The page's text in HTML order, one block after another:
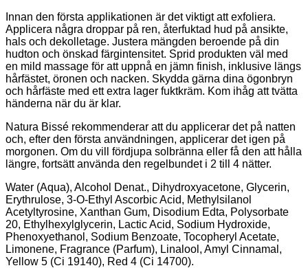
Innan den första applikationen är det viktigt att exfoliera.
Applicera några droppar på ren, återfuktad hud på ansikte,
hals och dekolletage. Justera mängden beroende på din
hudton och önskad färgintensitet. Sprid produkten väl med
en mild massage för att uppnå en jämn finish, inklusive längs
hårfästet, öronen och nacken. Skydda gärna dina ögonbryn
och hårfäste med ett extra lager fuktkräm. Kom ihåg att tvätta
händerna när du är klar.
Natura Bissé rekommenderar att du applicerar det på natten
och, efter den första användningen, applicerar det igen på
morgonen. Om du vill fördjupa solbränna eller få den att hålla
längre, fortsätt använda den regelbundet i 2 till 4 nätter.
Water (Aqua), Alcohol Denat., Dihydroxyacetone, Glycerin,
Erythrulose, 3-O-Ethyl Ascorbic Acid, Methylsilanol
Acetyltyrosine, Xanthan Gum, Disodium Edta, Polysorbate
20, Ethylhexylglycerin, Lactic Acid, Sodium Hydroxide,
Phenoxyethanol, Sodium Benzoate, Tocopheryl Acetate,
Limonene, Fragrance (Parfum), Linalool, Amyl Cinnamal,
Yellow 5 (Ci 19140), Red 4 (Ci 14700).